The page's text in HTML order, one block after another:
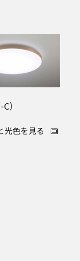
）
光色を見る